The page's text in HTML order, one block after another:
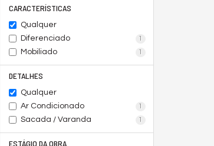
CARACTERÍSTICAS
Qualquer
Diferenciado
1
Mobiliado 1
DETALHES
Qualquer
Ar Condicionado
1
Sacada / Varanda 1
ESTÁGIO DA OBRA